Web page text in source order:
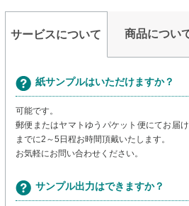
サービスについて 商品につい
紙サンプルはいただけますか？
可能です。
郵便またはヤマトゆうパケット便にてお届
までに2～5日程お時間頂戴いたします。
お気軽にお問い合わせください。
サンプル出力はできますか？